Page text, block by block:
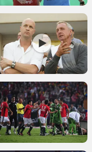
רשיון להקרנה
הצטרפות לחבילת
לוח דרושים – ג'ובנט
תגיות
המגזין